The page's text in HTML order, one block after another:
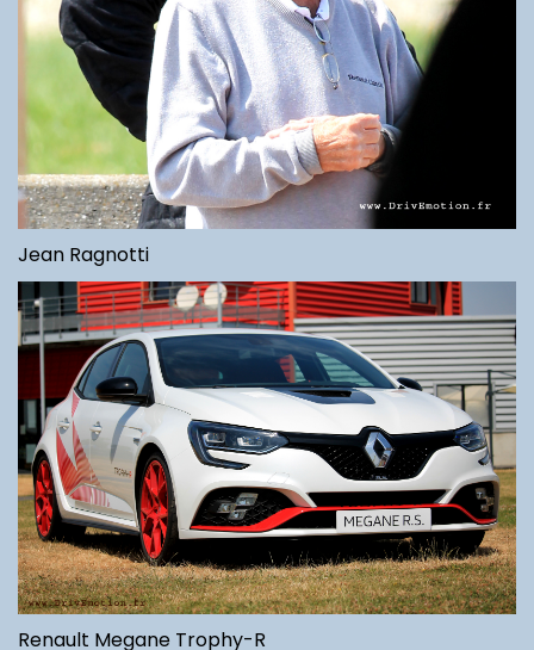
Jean Ragnotti
Renault Megane Trophy-R